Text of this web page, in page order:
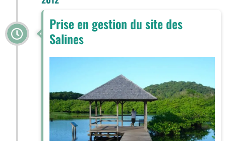
Prise en gestion du site des
Salines